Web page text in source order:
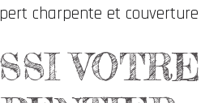
charpente et couverture
VOTRE